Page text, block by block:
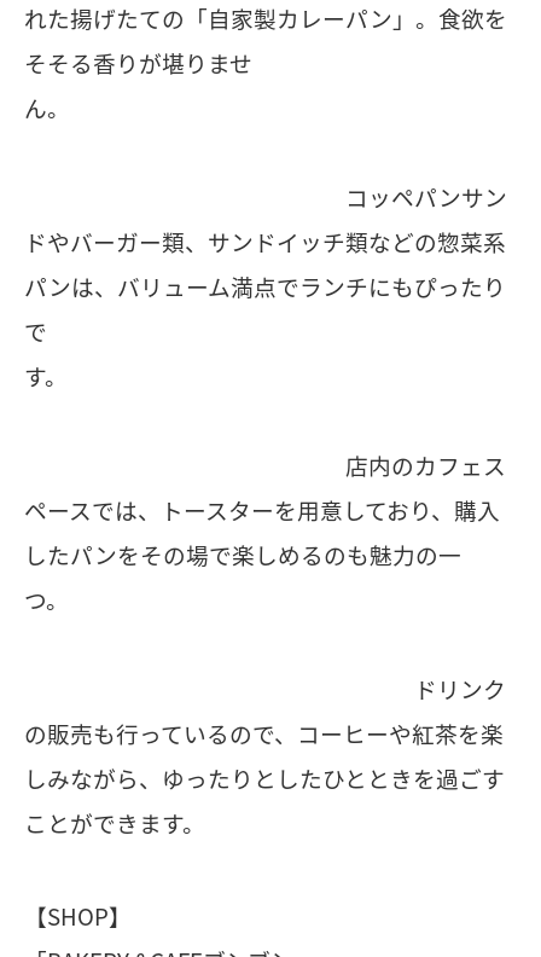
れた揚げたての「自家製カレーパン」。食欲を
そそる香りが堪りませ
ん。
コッペパンサン
ドやバーガー類、サンドイッチ類などの惣菜系
パンは、バリューム満点でランチにもぴったり
で
す。
店内のカフェス
ペースでは、トースターを用意しており、購入
したパンをその場で楽しめるのも魅力の一
つ。
ドリンク
の販売も行っているので、コーヒーや紅茶を楽
しみながら、ゆったりとしたひとときを過ごす
ことができます。
【SHOP】